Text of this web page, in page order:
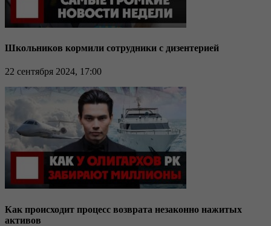
Школьников кормили сотрудники с дизентерией
22 сентября 2024, 17:00
Как происходит процесс возврата незаконно нажитых
активов